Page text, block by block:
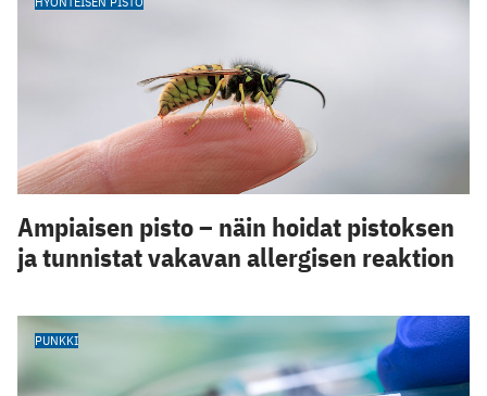
Ampiaisen pisto – näin hoidat pistoksen
ja tunnistat vakavan allergisen reaktion
PUNKKI